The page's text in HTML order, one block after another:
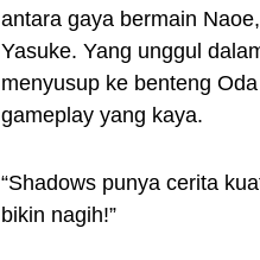
antara gaya bermain
Yasuke. Yang unggul
menyusup ke benteng
gameplay yang kaya.
“Shadows punya cerita
bikin nagih!”